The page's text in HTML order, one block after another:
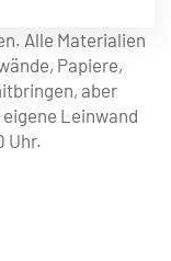
Alle Materialien
Papiere,
aber
Leinwand
Uhr.